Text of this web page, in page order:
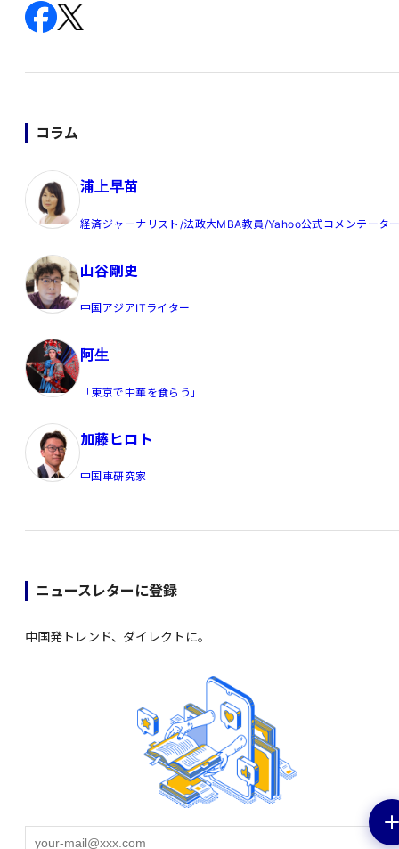
コラム
浦上早苗
経済ジャーナリスト/法政大MBA教員/Yahoo公式コメンテータ
山谷剛史
中国アジアITライター
阿生
「東京で中華を食らう」
加藤ヒロト
中国車研究家
ニュースレターに登録
中国発トレンド、ダイレクトに。